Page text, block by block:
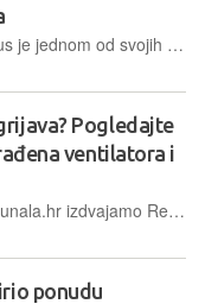
U lovu na inovacije, Asus je jednom od svojih elitnih vodenih hlađenja podario jedinstven položaj crijeva, uz kombinaciju golemih dimenzija
Pogledajte
ventilatora i
Iz ponude trgovine Računala.hr izdvajamo Redragon Ingrid GCP511, stalak s tri ventilatora koji može rashladiti laptope dijagonale od 15 do 17 inča
ponudu